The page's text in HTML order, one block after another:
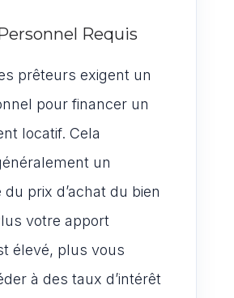
Requis
prêteurs exigent un
pour financer un
locatif. Cela
un
prix d’achat du bien
votre apport
élevé, plus vous
à des taux d’intérêt